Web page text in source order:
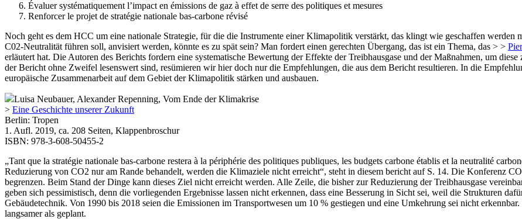
Évaluer systématiquement l’impact en émissions de gaz à effet de serre des politiques et mesures
Renforcer le projet de stratégie nationale bas-carbone révisé
Noch geht es dem HCC um eine nationale Strategie, für die die Instrumente einer Klimapolitik verstärkt, das klingt wie geschaffen werden
C02-Neutralität führen soll, anvisiert werden, könnte es zu spät sein? Man fordert einen gerechten Übergang, das ist ein Thema, das > >
erläutert hat. Die Autoren des Berichts fordern eine systematische Bewertung der Effekte der Treibhausgase und der Maßnahmen, um
der Bericht ohne Zweifel lesenswert sind, resümieren wir hier doch nur die Empfehlungen, die aus dem Bericht resultieren. In die
europäische Zusammenarbeit auf dem Gebiet der Klimapolitik stärken und ausbauen.
Luisa Neubauer, Alexander Repenning, Vom Ende der Klimakrise
> Eine Geschichte unserer Zukunft
Berlin: Tropen
1. Aufl. 2019, ca. 208 Seiten, Klappenbroschur
ISBN: 978-3-608-50455-2
„Tant que la stratégie nationale bas-carbone restera à la périphérie des politiques publiques, les budgets carbone établis et la neutralité
Reduzierung von CO2 nur am Rande behandelt, werden die Klimaziele nicht erreicht“, steht in diesem bericht auf S. 14. Die Konferenz
begrenzen. Beim Stand der Dinge kann dieses Ziel nicht erreicht werden. Alle Zeile, die bisher zur Reduzierung der Treibhausgase
geben sich pessimistisch, denn die vorliegenden Ergebnisse lassen nicht erkennen, dass eine Besserung in Sicht sei, weil die Strukturen
Gebäudetechnik. Von 1990 bis 2018 seien die Emissionen im Transportwesen um 10 % gestiegen und eine Umkehrung sei nicht
langsamer als geplant.